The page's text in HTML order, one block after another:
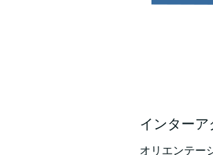
インター
オリエンテー